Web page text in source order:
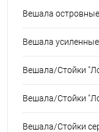
Вешала
Вешала
Вешала/Стойки
Вешала/Стойки
Вешала/Стойки